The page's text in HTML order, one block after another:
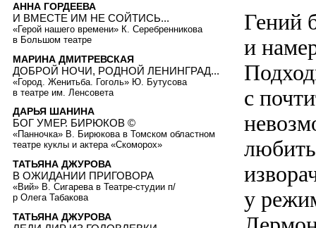
Гений
и
с
у
АННА ГОРДЕЕВА
И ВМЕСТЕ ИМ НЕ СОЙТИСЬ...
«Герой нашего времени» К. Серебренникова
в Большом театре
МАРИНА ДМИТРЕВСКАЯ
ДОБРОЙ НОЧИ, РОДНОЙ ЛЕНИНГРАД...
«Город. Женитьба. Гоголь» Ю. Бутусова
в театре им. Ленсовета
ДАРЬЯ ШАНИНА
БОГ УМЕР. БИРЮКОВ ©
«Панночка» В. Бирюкова в Томском областном
театре куклы и актера «Скоморох»
ТАТЬЯНА ДЖУРОВА
В ОЖИДАНИИ ПРИГОВОРА
«Вий» В. Сигарева в Театре-студии п/
р Олега Табакова
ТАТЬЯНА ДЖУРОВА